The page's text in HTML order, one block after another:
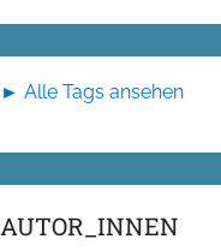
► Alle Tags ansehen
AUTOR_INNEN